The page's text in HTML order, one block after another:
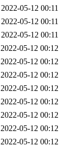
2022-05-12 00:11
2022-05-12 00:11
2022-05-12 00:11
2022-05-12 00:12
2022-05-12 00:12
2022-05-12 00:12
2022-05-12 00:12
2022-05-12 00:12
2022-05-12 00:12
2022-05-12 00:12
2022-05-12 00:12